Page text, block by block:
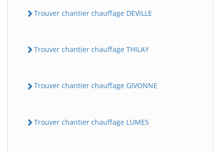
Trouver chantier chauffage DEVILLE
Trouver chantier chauffage THILAY
Trouver chantier chauffage GIVONNE
Trouver chantier chauffage LUMES